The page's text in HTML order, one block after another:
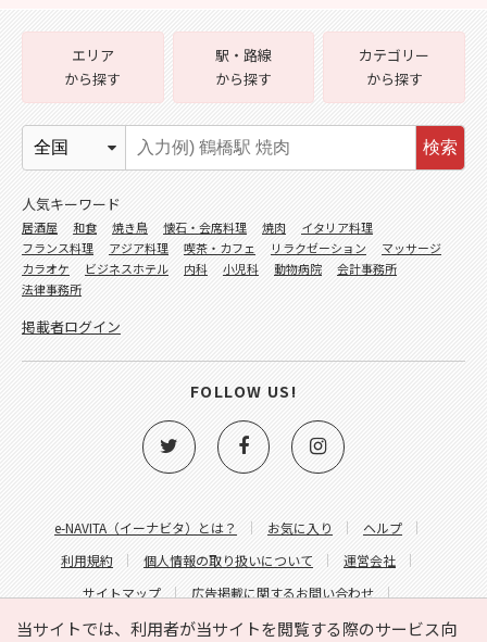
当サイトでは、利用者が当サイトを閲覧する際のサービス向
e-NAVITA（イーナビタ）とは？ お気に入り
ヘルプ
利用規約
個人情報の取り扱いについて
運営会社
サイトマップ
広告掲載に関するお問い合わせ
サイトの内容に関するお問い合わせ
エリア
から探す
駅・路線
から探す
カテゴリー
から探す
検索
人気キーワード
居酒屋 和食 焼き鳥 懐石・会席料理 焼肉
イタリア料理
フランス料理
アジア料理 喫茶・カフェ リラクゼーション
マッサージ
カラオケ
ビジネスホテル 内科 小児科 動物病院
会計事務所
法律事務所
掲載者ログイン
FOLLOW US!